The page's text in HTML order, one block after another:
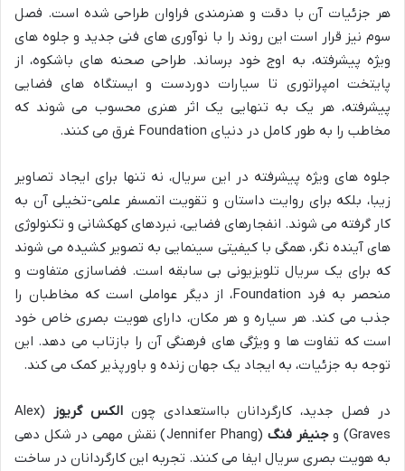
هر جزئیات آن با دقت و هنرمندی فراوان طراحی شده است. فصل
سوم نیز قرار است این روند را با نوآوری های فنی جدید و جلوه های
ویژه پیشرفته، به اوج خود برساند. طراحی صحنه های باشکوه، از
پایتخت امپراتوری تا سیارات دوردست و ایستگاه های فضایی
پیشرفته، هر یک به تنهایی یک اثر هنری محسوب می شوند که
مخاطب را به طور کامل در دنیای Foundation غرق می کنند.
جلوه های ویژه پیشرفته در این سریال، نه تنها برای ایجاد تصاویر
زیبا، بلکه برای روایت داستان و تقویت اتمسفر علمی-تخیلی آن به
کار گرفته می شوند. انفجارهای فضایی، نبردهای کهکشانی و تکنولوژی
های آینده نگر، همگی با کیفیتی سینمایی به تصویر کشیده می شوند
که برای یک سریال تلویزیونی بی سابقه است. فضاسازی متفاوت و
منحصر به فرد Foundation، از دیگر عواملی است که مخاطبان را
جذب می کند. هر سیاره و هر مکان، دارای هویت بصری خاص خود
است که تفاوت ها و ویژگی های فرهنگی آن را بازتاب می دهد. این
توجه به جزئیات، به ایجاد یک جهان زنده و باورپذیر کمک می کند.
در فصل جدید، کارگردانان بااستعدادی چونالکس گریوز
(Alex
Graves) و
جنیفر فنگ
(Jennifer Phang) نقش مهمی در شکل دهی
به هویت بصری سریال ایفا می کنند. تجربه این کارگردانان در ساخت